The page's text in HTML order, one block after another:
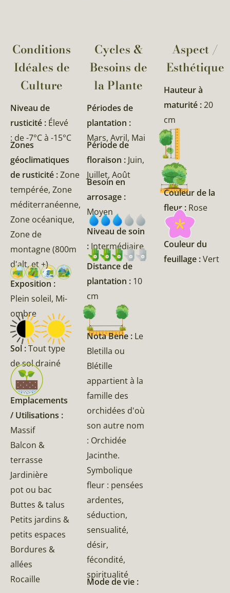
Conditions
Idéales de
Culture
Niveau de
rusticité : Élevé
: de -7°C à -15°C
Zones
géoclimatiques
de rusticité :Zone
tempérée, Zone
méditerranéenne,
Zone océanique,
Zone de
montagne (800m
d'alt, et +)
Exposition :
Plein soleil, Mi-
ombre
Sol :Tout type
de sol drainé
Emplacements
/ Utilisations :
Massif
Balcon &
terrasse
Jardinière
pot ou bac
Buttes & talus
Petits jardins &
petits espaces
Bordures &
allées
Rocaille
Cycles &
Besoins de
la Plante​
Périodes de
plantation :
Mars, Avril, Mai
Période de
floraison : Juin,
Juillet, Août
Besoin en
arrosage :
Moyen
Niveau de soin
: Intermédiaire
Distance de
plantation : 10
cm
Nota Bene : Le
Bletilla ou
Blétille
appartient à la
famille des
orchidées d'où
son autre nom
: Orchidée
Jacinthe.
Symbolique
fleur : pensées
ardentes,
séduction,
sensualité,
désir,
fécondité,
spiritualité
Mode de vie :
Aspect /
Esthétique
Hauteur à
maturité :20
cm
Couleur de la
fleur : Rose
Couleur du
feuillage :Vert